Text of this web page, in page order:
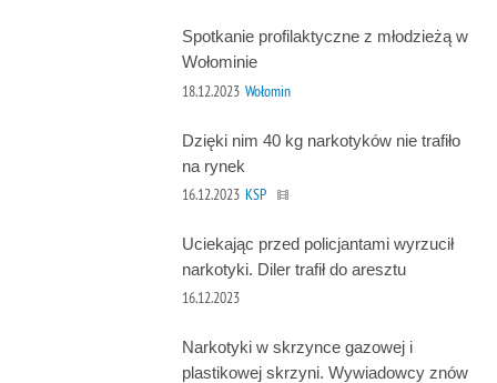
Spotkanie profilaktyczne z młodzieżą w
Wołominie
18.12.2023 Wołomin
Dzięki nim 40 kg narkotyków nie trafiło
na rynek
16.12.2023 KSP
Uciekając przed policjantami wyrzucił
narkotyki. Diler trafił do aresztu
16.12.2023
Narkotyki w skrzynce gazowej i
plastikowej skrzyni. Wywiadowcy znów